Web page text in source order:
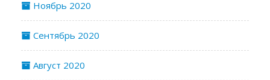
Ноябрь 2020
Сентябрь 2020
Август 2020